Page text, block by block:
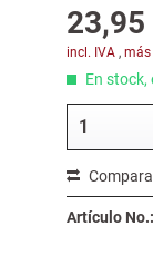
incl. IVA, más
En stock,
Artículo No.: